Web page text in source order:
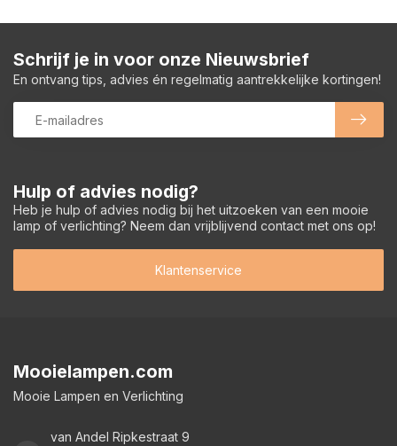
Hulp of advies nodig?
Heb je hulp of advies nodig bij het uitzoeken van een mooie
lamp of verlichting? Neem dan vrijblijvend contact met ons op!
Klantenservice
Schrijf je in voor onze Nieuwsbrief
En ontvang tips, advies én regelmatig aantrekkelijke kortingen!
Mooielampen.com
Mooie Lampen en Verlichting
van Andel Ripkestraat 9